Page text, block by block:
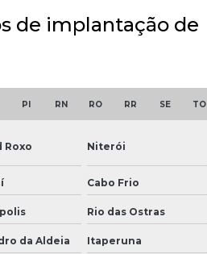
de implantação de
PI RN RO RR SE TO
Roxo Niterói
Cabo Frio
Rio das Ostras
da Aldeia Itaperuna